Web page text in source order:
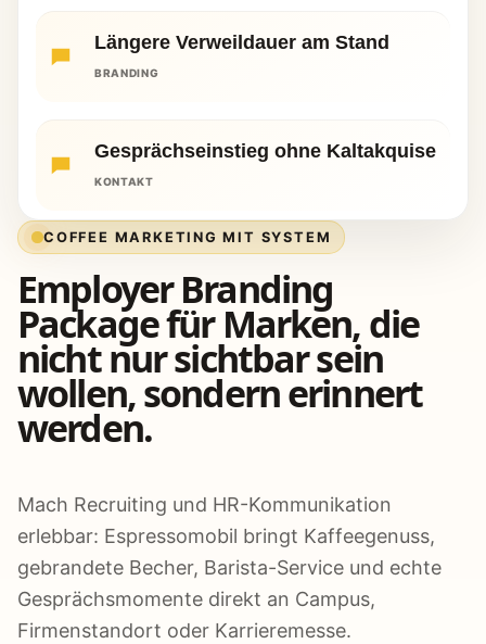
Längere Verweildauer am Stand
BRANDING
Gesprächseinstieg ohne Kaltakquise
KONTAKT
COFFEE MARKETING MIT SYSTEM
Employer Branding
Package für Marken, die
nicht nur sichtbar sein
wollen, sondern erinnert
werden.
Mach Recruiting und HR-Kommunikation
erlebbar: Espressomobil bringt Kaffeegenuss,
gebrandete Becher, Barista-Service und echte
Gesprächsmomente direkt an Campus,
Firmenstandort oder Karrieremesse.